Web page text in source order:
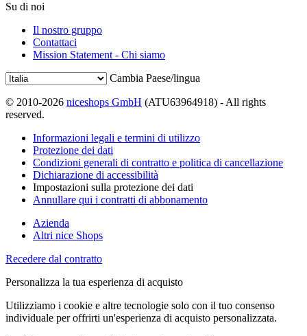
Su di noi
Il nostro gruppo
Contattaci
Mission Statement - Chi siamo
Cambia Paese/lingua
© 2010-2026 niceshops GmbH (ATU63964918) - All rights
reserved.
Informazioni legali e termini di utilizzo
Protezione dei dati
Condizioni generali di contratto e politica di cancellazione
Dichiarazione di accessibilità
Impostazioni sulla protezione dei dati
Annullare qui i contratti di abbonamento
Azienda
Altri nice Shops
Recedere dal contratto
Personalizza la tua esperienza di acquisto
Utilizziamo i cookie e altre tecnologie solo con il tuo consenso
individuale per offrirti un'esperienza di acquisto personalizzata.